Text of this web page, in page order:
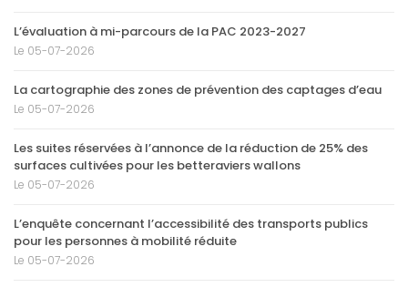
L’évaluation à mi-parcours de la PAC 2023-2027
Le 05-07-2026
La cartographie des zones de prévention des captages d’eau
Le 05-07-2026
Les suites réservées à l’annonce de la réduction de 25% des
surfaces cultivées pour les betteraviers wallons
Le 05-07-2026
L’enquête concernant l’accessibilité des transports publics
pour les personnes à mobilité réduite
Le 05-07-2026